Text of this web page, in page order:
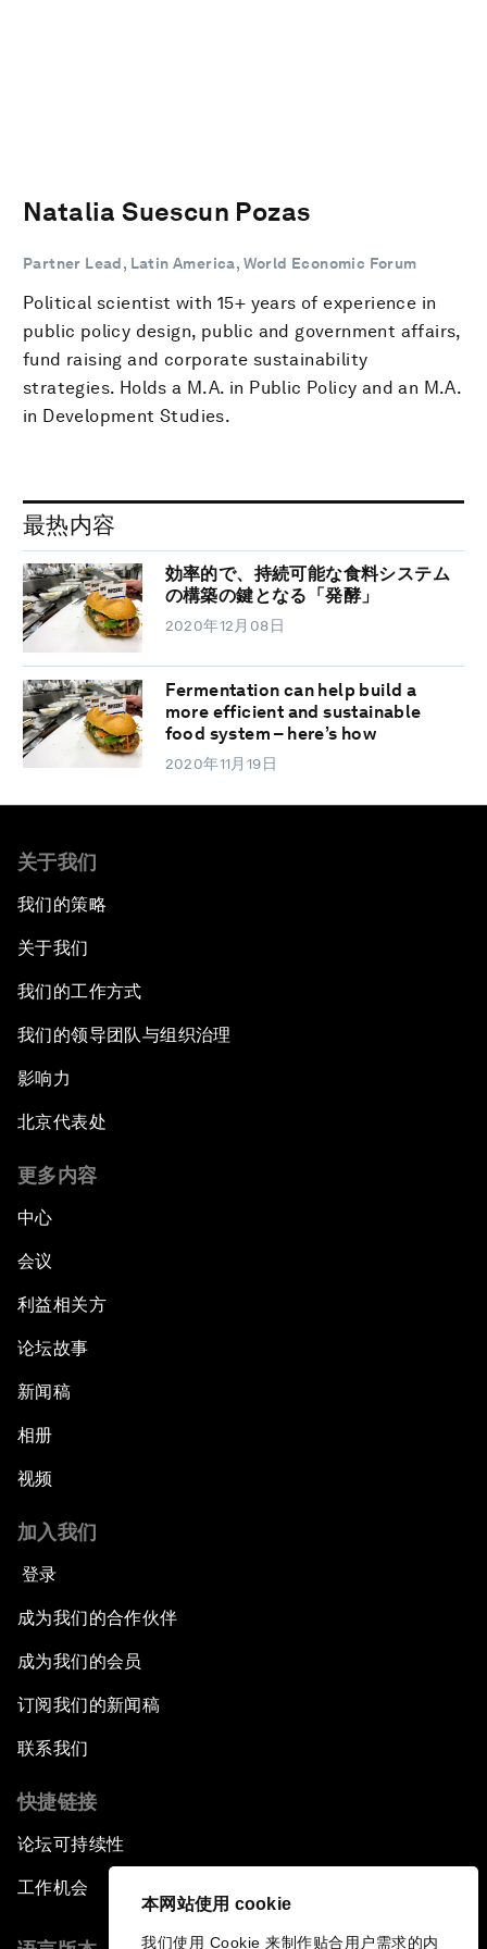
本网站使用 cookie
我们使用 Cookie 来制作贴合用户需求的内
Natalia Suescun Pozas
Partner Lead, Latin America, World Economic Forum
Political scientist with 15+ years of experience in
public policy design, public and government affairs,
fund raising and corporate sustainability
strategies. Holds a M.A. in Public Policy and an M.A.
in Development Studies.
最热内容
効率的で、持続可能な食料システム
の構築の鍵となる「発酵」
2020年12月08日
Fermentation can help build a
more efficient and sustainable
food system – here’s how
2020年11月19日
关于我们
我们的策略
关于我们
我们的工作方式
我们的领导团队与组织治理
影响力
北京代表处
更多内容
中心
会议
利益相关方
论坛故事
新闻稿
相册
视频
加入我们
登录
成为我们的合作伙伴
成为我们的会员
订阅我们的新闻稿
联系我们
快捷链接
论坛可持续性
工作机会